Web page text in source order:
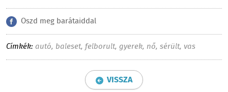
Oszd meg barátaiddal
Címkék: autó, baleset, felborult, gyerek, nő, sérült, vas
VISSZA